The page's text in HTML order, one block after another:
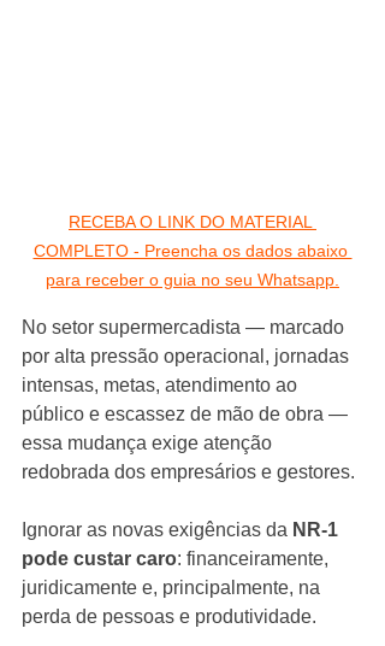
RECEBA O LINK DO MATERIAL
COMPLETO - Preencha os dados abaixo
para receber o guia no seu Whatsapp.
No setor supermercadista — marcado
por alta pressão operacional, jornadas
intensas, metas, atendimento ao
público e escassez de mão de obra —
essa mudança exige atenção
redobrada dos empresários e gestores.
Ignorar as novas exigências da NR-1
pode custar caro: financeiramente,
juridicamente e, principalmente, na
perda de pessoas e produtividade.